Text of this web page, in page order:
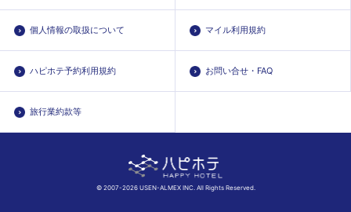
個人情報の取扱について マイル利用規約
ハピホテ予約利用規約 お問い合せ・FAQ
旅行業約款等
© 2007-2026 USEN-ALMEX INC. All Rights Reserved.